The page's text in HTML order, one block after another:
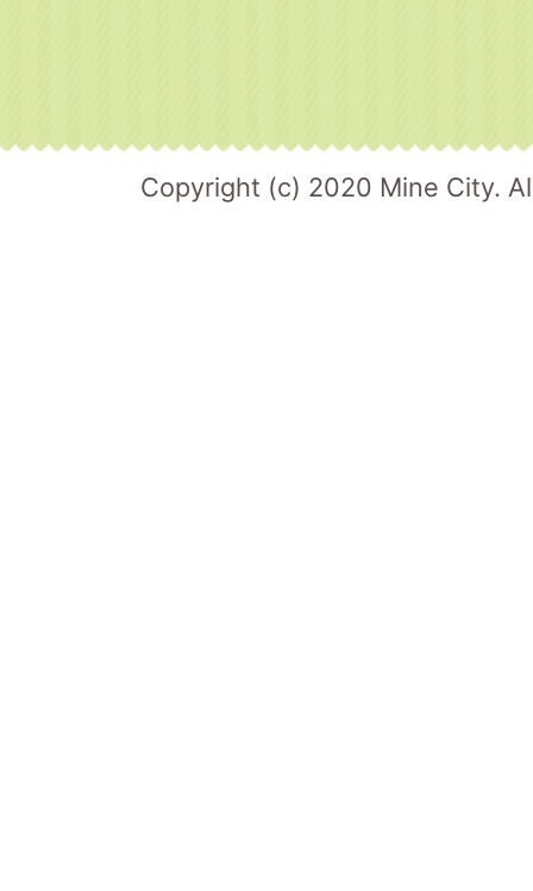
Copyright (c) 2020 Mine City.